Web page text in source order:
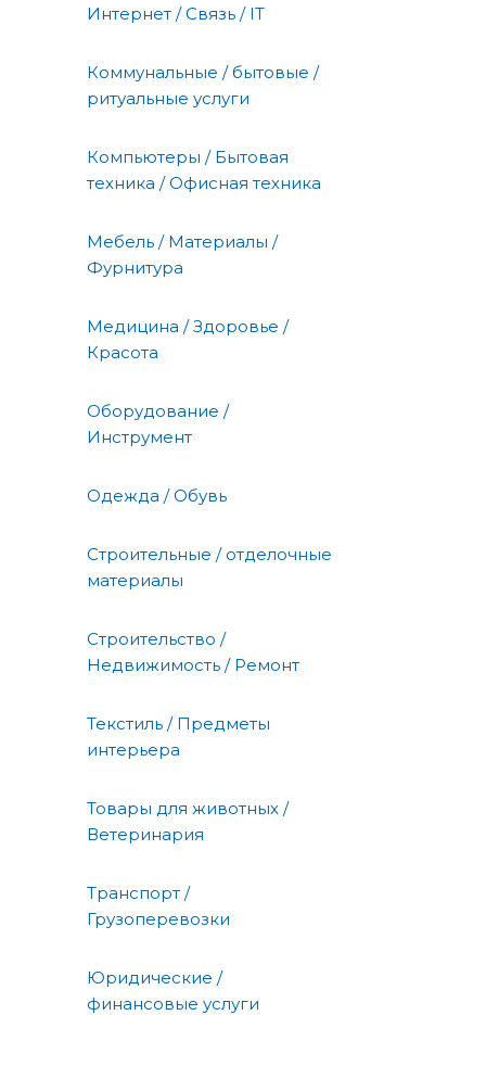
Интернет / Связь / IT
Коммунальные / бытовые /
ритуальные услуги
Компьютеры / Бытовая
техника / Офисная техника
Мебель / Материалы /
Фурнитура
Медицина / Здоровье /
Красота
Оборудование /
Инструмент
Одежда / Обувь
Строительные / отделочные
материалы
Строительство /
Недвижимость / Ремонт
Текстиль / Предметы
интерьера
Товары для животных /
Ветеринария
Транспорт /
Грузоперевозки
Юридические /
финансовые услуги